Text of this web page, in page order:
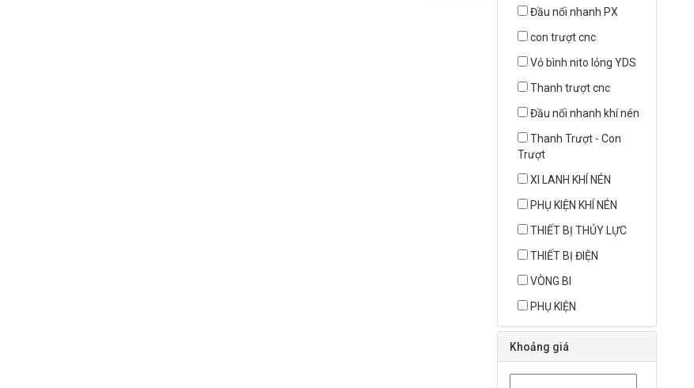
Đầu nối nhanh PX
con trượt cnc
Vỏ bình nito lỏng YDS
Thanh trượt cnc
Đầu nối nhanh khí nén
Thanh Trượt - Con
Trượt
XI LANH KHÍ NÉN
PHỤ KIỆN KHÍ NÉN
THIẾT BỊ THỦY LỰC
THIẾT BỊ ĐIỆN
VÒNG BI
PHỤ KIỆN
Khoảng giá